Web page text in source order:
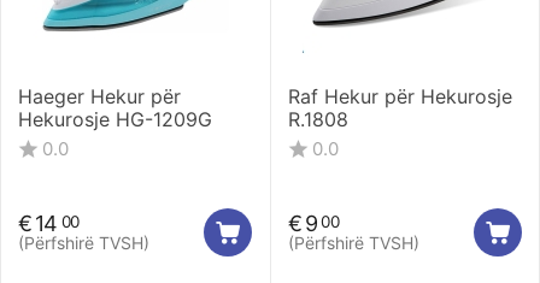
Haeger Hekur për
Hekurosje HG-1209G
0.0
€14 00
(Përfshirë TVSH)
Raf Hekur për Hekurosje
R.1808
0.0
€900
(Përfshirë TVSH)